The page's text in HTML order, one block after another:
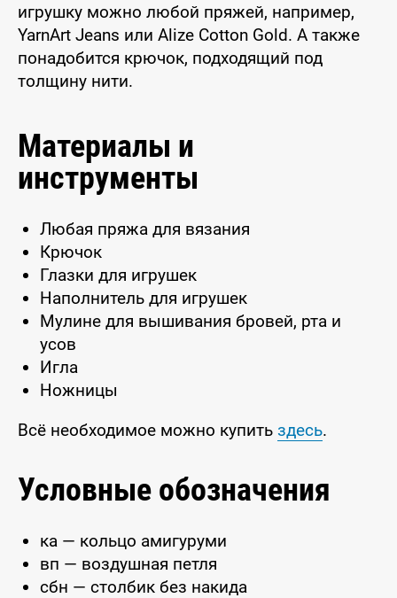
игрушку можно любой пряжей, например,
YarnArt Jeans или Alize Cotton Gold. А также
понадобится крючок, подходящий под
толщину нити.
Материалы и
инструменты
Любая пряжа для вязания
Крючок
Глазки для игрушек
Наполнитель для игрушек
Мулине для вышивания бровей, рта и
усов
Игла
Ножницы
Всё необходимое можно купить здесь.
Условные обозначения
ка — кольцо амигуруми
вп — воздушная петля
сбн — столбик без накида